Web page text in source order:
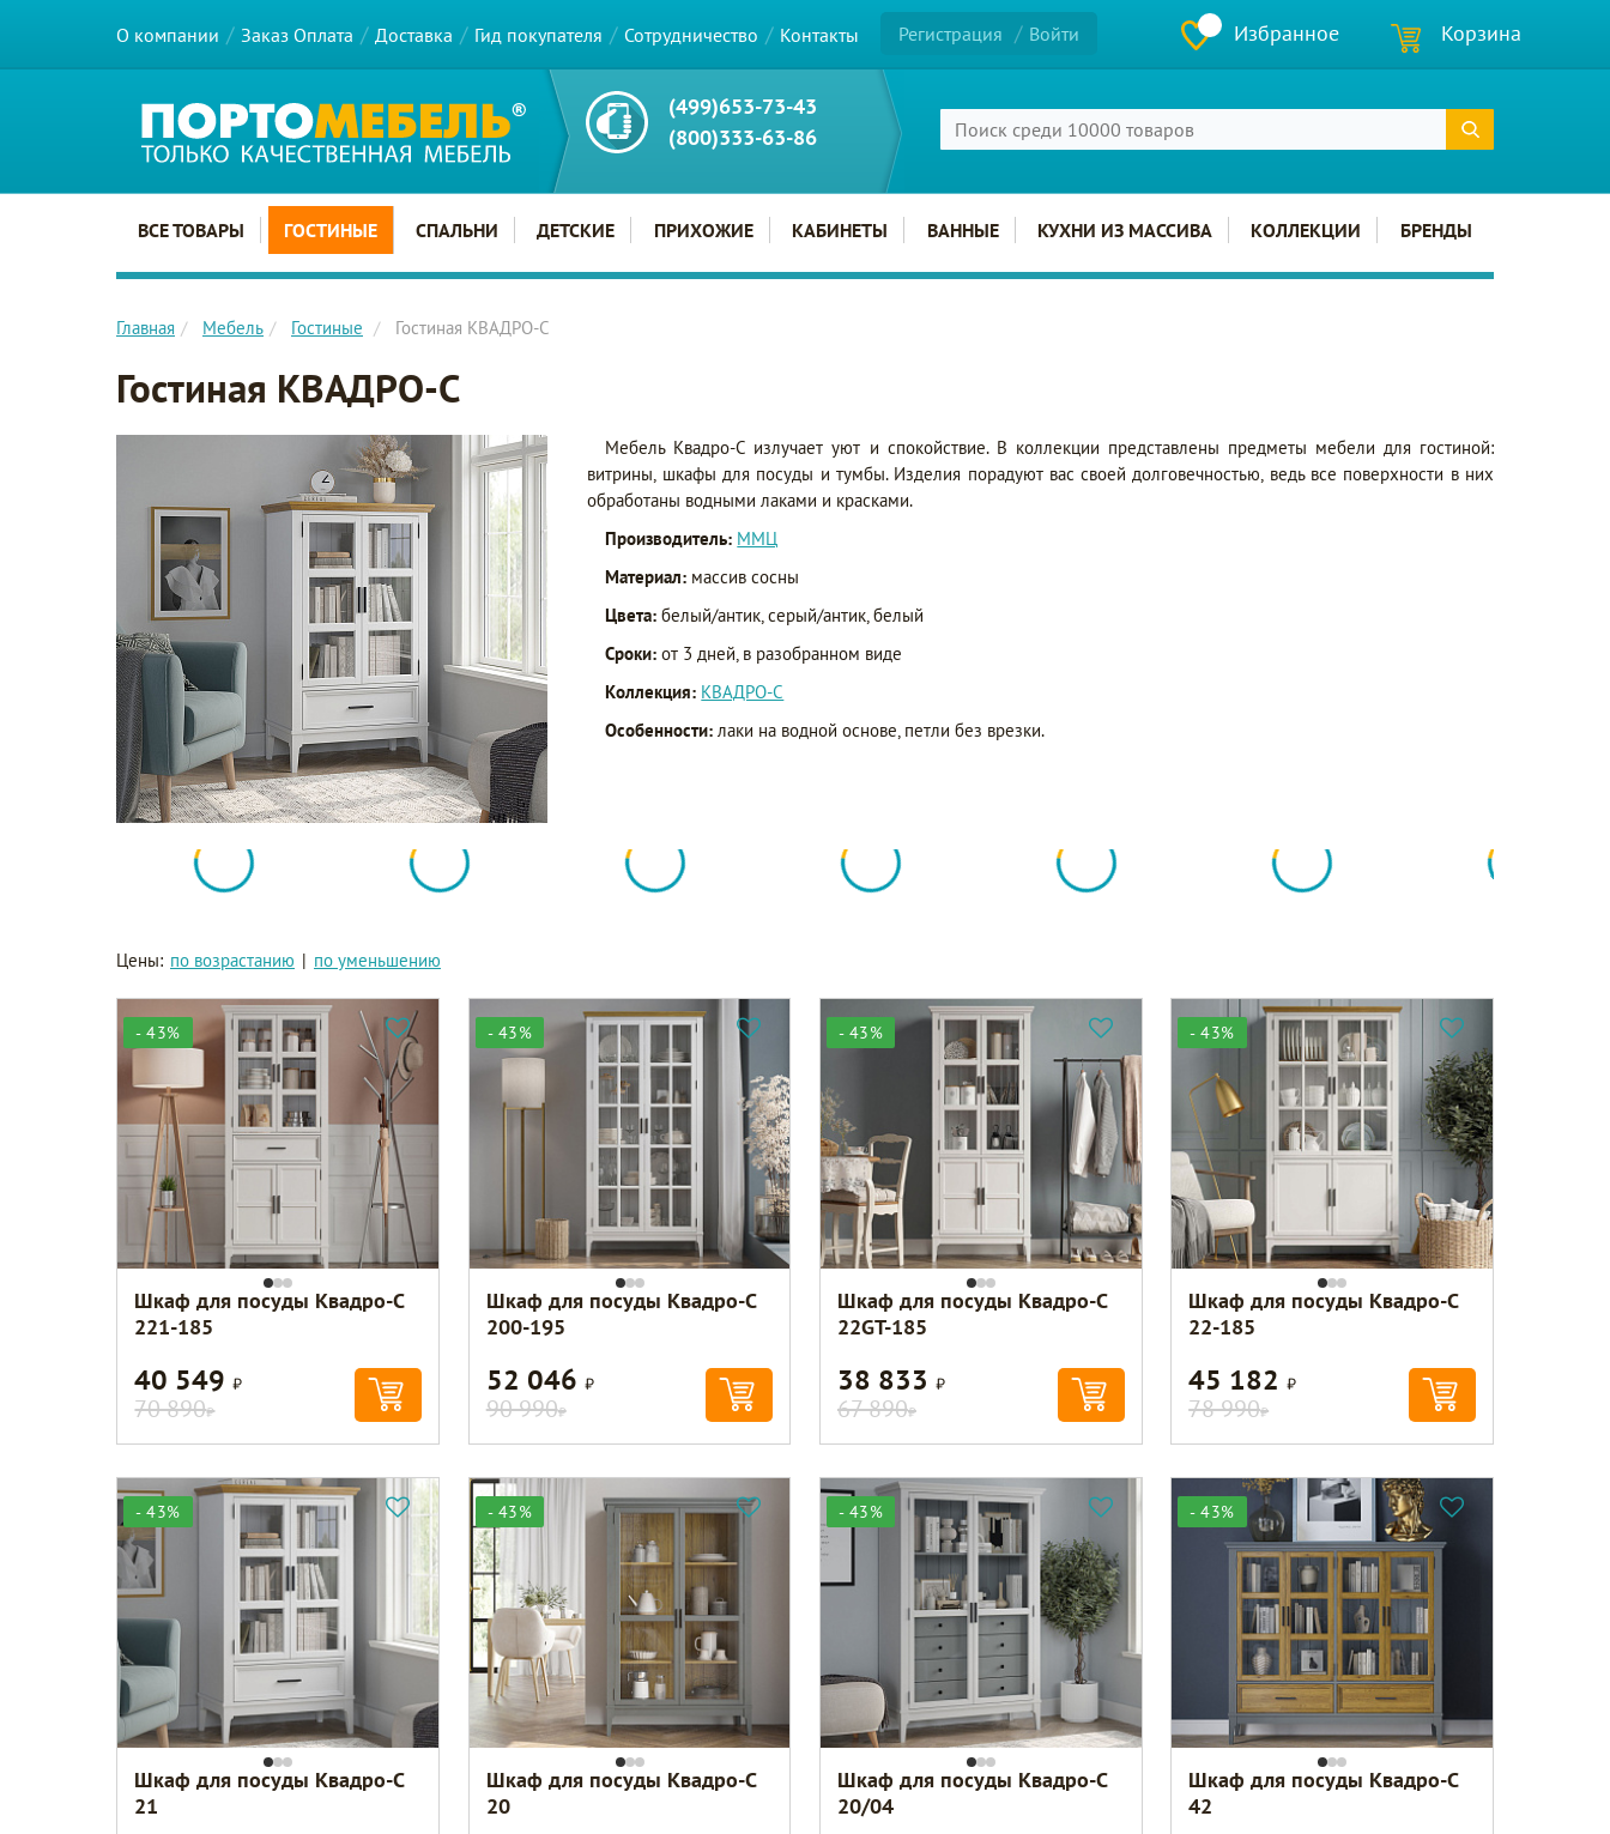
О компании Заказ Оплата Доставка Гид покупателя Сотрудничество Контакты Регистрация Войти Избранное Корзина
(499)653-73-43
(800)333-63-86
Главное меню сайта
ВСЕ ТОВАРЫ ГОСТИНЫЕ СПАЛЬНИ ДЕТСКИЕ ПРИХОЖИЕ КАБИНЕТЫ ВАННЫЕ КУХНИ ИЗ МАССИВА КОЛЛЕКЦИИ БРЕНДЫ
Главная Мебель Гостиные Гостиная КВАДРО-С
Гостиная КВАДРО-С
Мебель Квадро-С излучает уют и спокойствие. В коллекции представлены предметы мебели для гостиной:
витрины, шкафы для посуды и тумбы. Изделия порадуют вас своей долговечностью, ведь все поверхности в них
обработаны водными лаками и красками.
Производитель: ММЦ
Материал: массив сосны
Цвета: белый/антик, серый/антик, белый
Сроки:от 3 дней, в разобранном виде
Коллекция: КВАДРО-С
Особенности: лаки на водной основе, петли без врезки.
Цены: по возрастанию | по уменьшению
- 43%
Шкаф для посуды Квадро-С
221-185
40 549Р
70 890Р
- 43%
Шкаф для посуды Квадро-С
200-195
52 046 Р
90 990Р
- 43%
Шкаф для посуды Квадро-С
22GT-185
38 833 Р
67 890Р
- 43%
Шкаф для посуды Квадро-С
22-185
45 182Р
78 990Р
- 43%
Шкаф для посуды Квадро-С
21
- 43%
Шкаф для посуды Квадро-С
20
- 43%
Шкаф для посуды Квадро-С
20/04
- 43%
Шкаф для посуды Квадро-С
42